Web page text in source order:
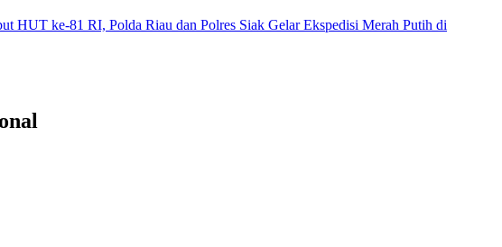
HUT ke-81 RI, Polda Riau dan Polres Siak Gelar Ekspedisi Merah Putih di